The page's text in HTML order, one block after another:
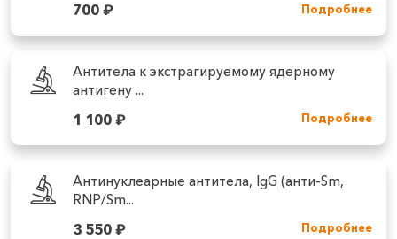
700₽ Подробнее
Антитела к экстрагируемому ядерному
антигену ...
1 100₽ Подробнее
Антинуклеарные антитела, IgG (анти‑Sm,
RNP/Sm...
3 550₽ Подробнее